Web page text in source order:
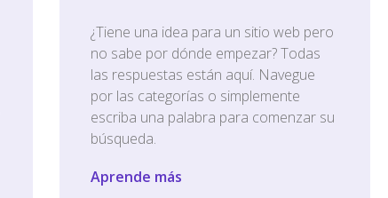
¿Tiene una idea para un sitio web pero
no sabe por dónde empezar? Todas
las respuestas están aquí. Navegue
por las categorías o simplemente
escriba una palabra para comenzar su
búsqueda.
Aprende más